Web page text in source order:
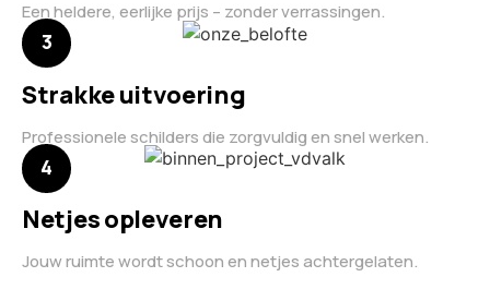
Een heldere, eerlijke prijs – zonder verrassingen.
3
Strakke uitvoering
Professionele schilders die zorgvuldig en snel werken.
4
Netjes opleveren
Jouw ruimte wordt schoon en netjes achtergelaten.